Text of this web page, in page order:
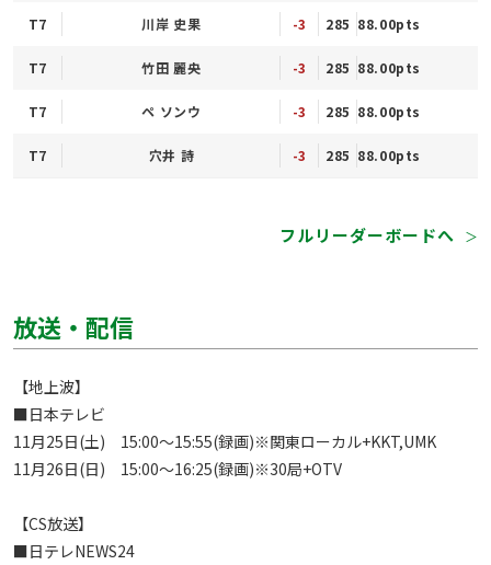
T7 川岸 史果 -3 285 88.00pts
T7 竹田 麗央 -3 285 88.00pts
T7 ペ ソンウ -3 285 88.00pts
T7 穴井 詩 -3 285 88.00pts
フルリーダーボードへ ＞
放送・配信
【地上波】
■日本テレビ
11月25日(土)　15:00～15:55(録画)※関東ローカル+KKT,UMK
11月26日(日)　15:00～16:25(録画)※30局+OTV
【CS放送】
■日テレNEWS24